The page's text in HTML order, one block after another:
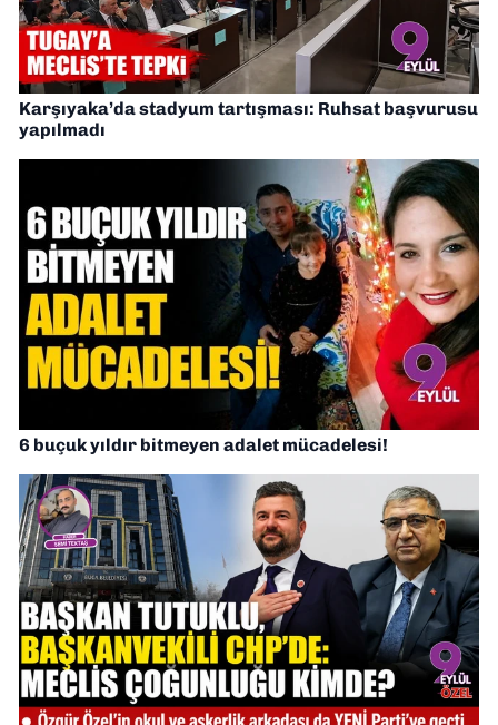
Karşıyaka’da stadyum tartışması: Ruhsat başvurusu
yapılmadı
6 buçuk yıldır bitmeyen adalet mücadelesi!